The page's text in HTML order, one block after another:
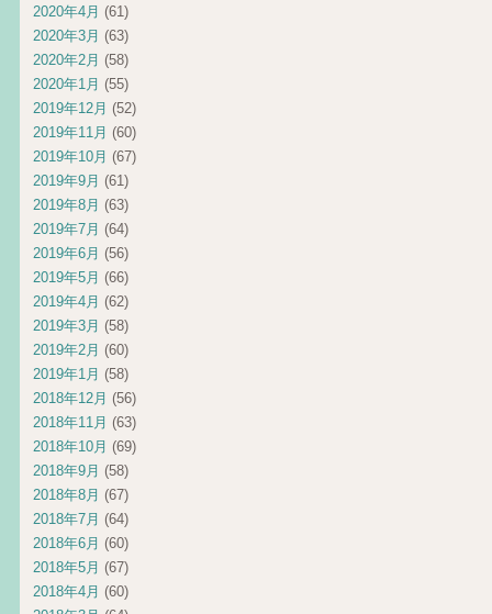
2020年4月 (61)
2020年3月 (63)
2020年2月 (58)
2020年1月 (55)
2019年12月 (52)
2019年11月 (60)
2019年10月 (67)
2019年9月 (61)
2019年8月 (63)
2019年7月 (64)
2019年6月 (56)
2019年5月 (66)
2019年4月 (62)
2019年3月 (58)
2019年2月 (60)
2019年1月 (58)
2018年12月 (56)
2018年11月 (63)
2018年10月 (69)
2018年9月 (58)
2018年8月 (67)
2018年7月 (64)
2018年6月 (60)
2018年5月 (67)
2018年4月 (60)